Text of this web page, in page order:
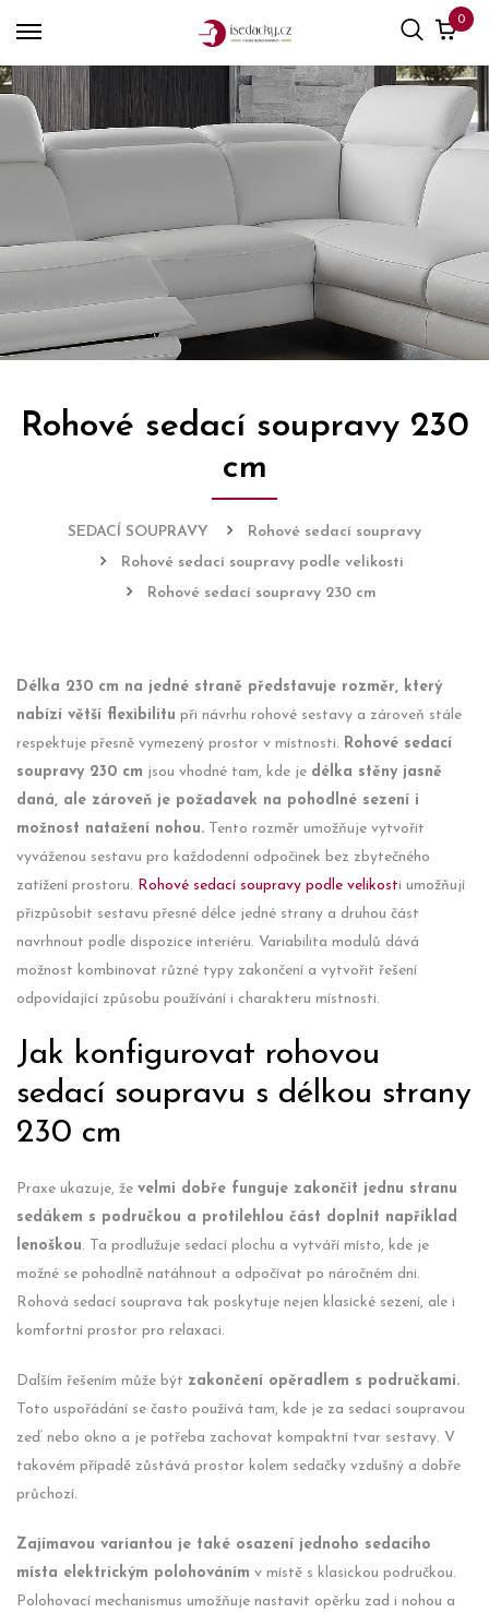
0
Rohové sedací soupravy 230
cm
SEDACÍ SOUPRAVY
Rohové sedací soupravy
Rohové sedací soupravy podle velikosti
Rohové sedací soupravy 230 cm
Délka 230 cm na jedné straně představuje rozměr, který
nabízí větší flexibilitu při návrhu rohové sestavy a zároveň stále
respektuje přesně vymezený prostor v místnosti. Rohové sedací
soupravy 230 cm jsou vhodné tam, kde je délka stěny jasně
daná, ale zároveň je požadavek na pohodlné sezení i
možnost natažení nohou. Tento rozměr umožňuje vytvořit
vyváženou sestavu pro každodenní odpočinek bez zbytečného
zatížení prostoru. Rohové sedací soupravy podle velikosti umožňují
přizpůsobit sestavu přesné délce jedné strany a druhou část
navrhnout podle dispozice interiéru. Variabilita modulů dává
možnost kombinovat různé typy zakončení a vytvořit řešení
odpovídající způsobu používání i charakteru místnosti.
Jak konfigurovat rohovou
sedací soupravu s délkou strany
230 cm
Praxe ukazuje, že velmi dobře funguje zakončit jednu stranu
sedákem s područkou a protilehlou část doplnit například
lenoškou. Ta prodlužuje sedací plochu a vytváří místo, kde je
možné se pohodlně natáhnout a odpočívat po náročném dni.
Rohová sedací souprava tak poskytuje nejen klasické sezení, ale i
komfortní prostor pro relaxaci.
Dalším řešením může být zakončení opěradlem s područkami.
Toto uspořádání se často používá tam, kde je za sedací soupravou
zeď nebo okno a je potřeba zachovat kompaktní tvar sestavy. V
takovém případě zůstává prostor kolem sedačky vzdušný a dobře
průchozí.
Zajímavou variantou je také osazení jednoho sedacího
místa elektrickým polohováním v místě s klasickou područkou.
Polohovací mechanismus umožňuje nastavit opěrku zad i nohou a